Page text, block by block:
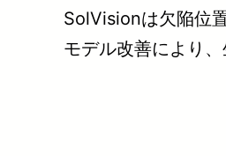
SolVisionは欠陥位
モデル改善により